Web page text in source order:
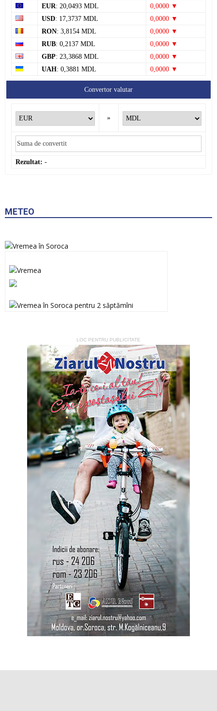
EUR: 20,0493 MDL
0,0000 ▼
USD: 17,3737 MDL
0,0000 ▼
RON: 3,8154 MDL
0,0000 ▼
RUB: 0,2137 MDL
0,0000 ▼
GBP: 23,3868 MDL
0,0000 ▼
UAH: 0,3881 MDL 0,0000 ▼
Convertor valutar
»
Rezultat: -
METEO
LOC PENTRU PUBLICITATE